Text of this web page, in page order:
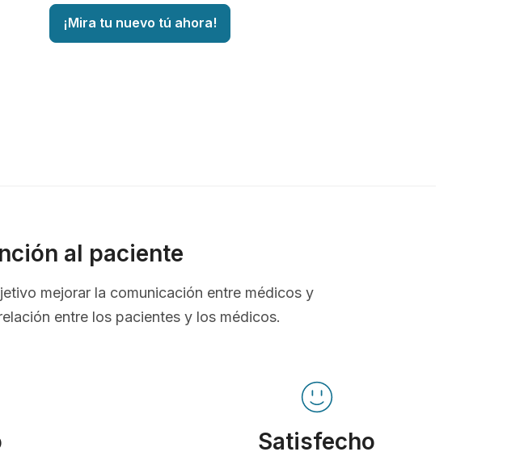
¡Mira tu nuevo tú ahora!
al paciente
mejorar la comunicación entre médicos y
entre los pacientes y los médicos.
Satisfecho